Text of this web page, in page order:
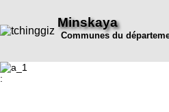
Minskaya
Communes du
: